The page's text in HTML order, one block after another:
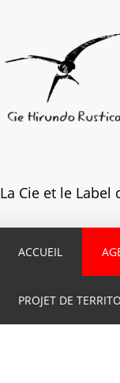
La Cie et le
ACCUEIL
PROJET DE